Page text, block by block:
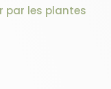
par les plantes